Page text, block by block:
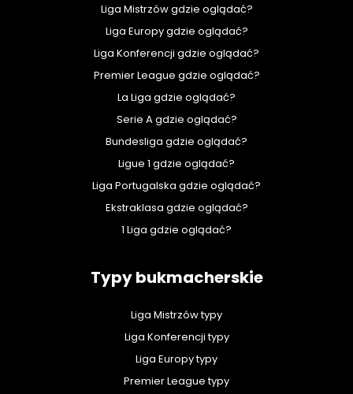
Liga Mistrzów gdzie oglądać?
Liga Europy gdzie oglądać?
Liga Konferencji gdzie oglądać?
Premier League gdzie oglądać?
La Liga gdzie oglądać?
Serie A gdzie oglądać?
Bundesliga gdzie oglądać?
Ligue 1 gdzie oglądać?
Liga Portugalska gdzie oglądać?
Ekstraklasa gdzie oglądać?
1 Liga gdzie oglądać?
Typy bukmacherskie
Liga Mistrzów typy
Liga Konferencji typy
Liga Europy typy
Premier League typy